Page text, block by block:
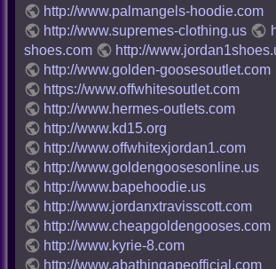
http://www.palmangels-hoodie.com
http://www.supremes-clothing.us
shoes.com
http://
http://www.golden-goosesoutlet.com
https://www.offwhitesoutlet.com
http://www.hermes-outlets.com
http://www.kd15.org
http://www.offwhitexjordan1.com
http://www.goldengoosesonline.us
http://www.bapehoodie.us
http://www.jordanxtravisscott.com
http://www.cheapgoldengooses.com
http://www.kyrie-8.com
http://www.abathingapeofficial.com